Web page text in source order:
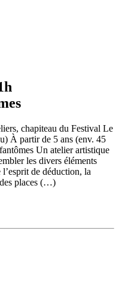
chapiteau du Festival Le
À partir de 5 ans (env. 45
Un atelier artistique
les divers éléments
de déduction, la
places (…)